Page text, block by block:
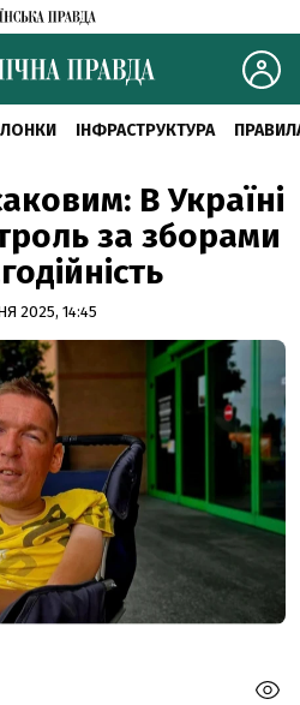
ІНФРАСТРУКТУРА
В Україні
за зборами
2025, 14:45